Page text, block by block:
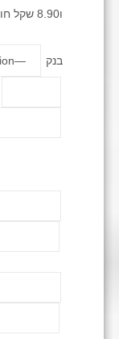
ו8.90 שקל חודשי (במנוי כשר אין עלות ח"פ)
בנק